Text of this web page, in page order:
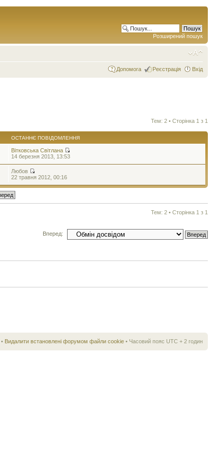
Розширений пошук
Допомога Реєстрація Вхід
Тем: 2 • Сторінка 1 з 1
ОСТАННЄ ПОВІДОМЛЕННЯ
Вітковська Світлана
14 березня 2013, 13:53
Любов
22 травня 2012, 00:16
Тем: 2 • Сторінка 1 з 1
Вперед:
• Видалити встановлені форумом файли cookie • Часовий пояс UTC + 2 годин